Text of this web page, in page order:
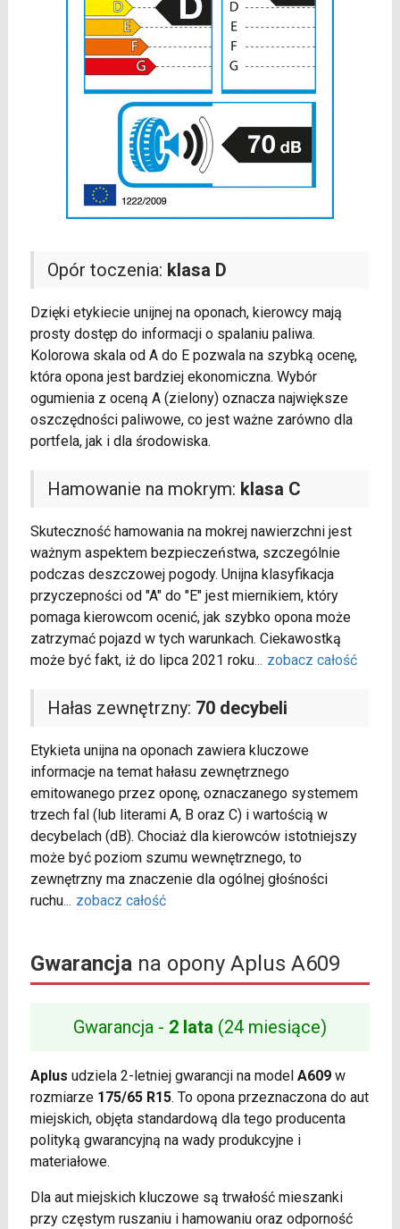
Opór toczenia: klasa D
Dzięki etykiecie unijnej na oponach, kierowcy mają
prosty dostęp do informacji o spalaniu paliwa.
Kolorowa skala od A do E pozwala na szybką ocenę,
która opona jest bardziej ekonomiczna. Wybór
ogumienia z oceną A (zielony) oznacza największe
oszczędności paliwowe, co jest ważne zarówno dla
portfela, jak i dla środowiska.
Hamowanie na mokrym: klasa C
Skuteczność hamowania na mokrej nawierzchni jest
ważnym aspektem bezpieczeństwa, szczególnie
podczas deszczowej pogody. Unijna klasyfikacja
przyczepności od "A" do "E" jest miernikiem, który
pomaga kierowcom ocenić, jak szybko opona może
zatrzymać pojazd w tych warunkach. Ciekawostką
może być fakt, iż do lipca 2021 roku... zobacz całość
Hałas zewnętrzny: 70 decybeli
Etykieta unijna na oponach zawiera kluczowe
informacje na temat hałasu zewnętrznego
emitowanego przez oponę, oznaczanego systemem
trzech fal (lub literami A, B oraz C) i wartością w
decybelach (dB). Chociaż dla kierowców istotniejszy
może być poziom szumu wewnętrznego, to
zewnętrzny ma znaczenie dla ogólnej głośności
ruchu... zobacz całość
Gwarancjana opony Aplus A609
Gwarancja - 2 lata (24 miesiące)
Aplus udziela 2-letniej gwarancji na model A609w
rozmiarze 175/65 R15. To opona przeznaczona do aut
miejskich, objęta standardową dla tego producenta
polityką gwarancyjną na wady produkcyjne i
materiałowe.
Dla aut miejskich kluczowe są trwałość mieszanki
przy częstym ruszaniu i hamowaniu oraz odporność